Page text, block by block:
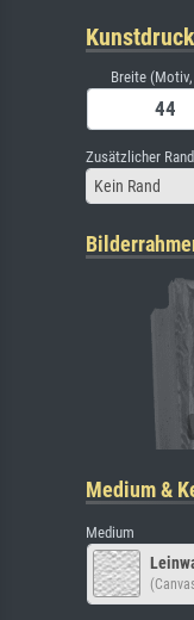
Breite
Zusätzlicher Rand
Kein Rand
Medium &
Medium